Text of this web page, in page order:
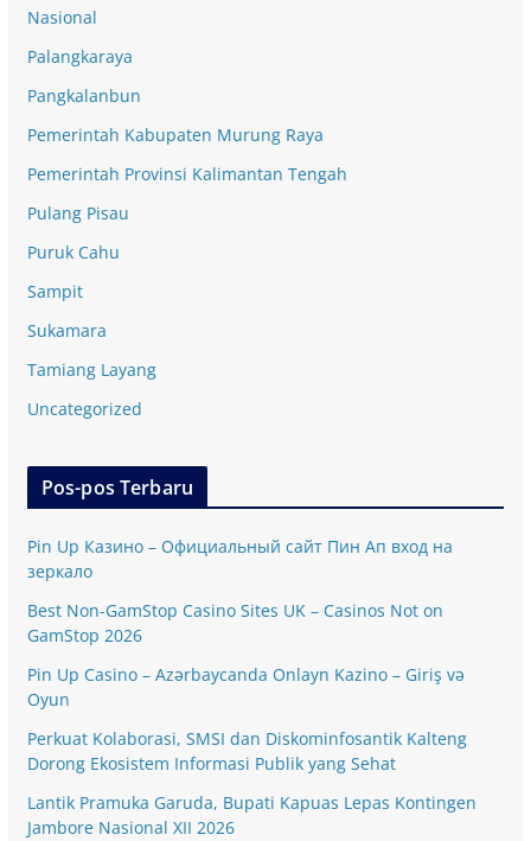
Nasional
Palangkaraya
Pangkalanbun
Pemerintah Kabupaten Murung Raya
Pemerintah Provinsi Kalimantan Tengah
Pulang Pisau
Puruk Cahu
Sampit
Sukamara
Tamiang Layang
Uncategorized
Pos-pos Terbaru
Pin Up Казино – Официальный сайт Пин Ап вход на
зеркало
Best Non-GamStop Casino Sites UK – Casinos Not on
GamStop 2026
Pin Up Casino – Azərbaycanda Onlayn Kazino – Giriş və
Oyun
Perkuat Kolaborasi, SMSI dan Diskominfosantik Kalteng
Dorong Ekosistem Informasi Publik yang Sehat
Lantik Pramuka Garuda, Bupati Kapuas Lepas Kontingen
Jambore Nasional XII 2026